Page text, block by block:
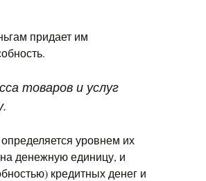
придает им
товаров и услуг
уровнем их
денежную единицу, и
кредитных денег и